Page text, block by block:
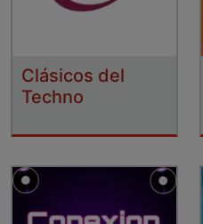
Clásicos del
Techno